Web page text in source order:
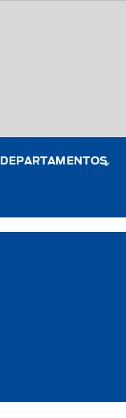
DEPARTAMENTOS